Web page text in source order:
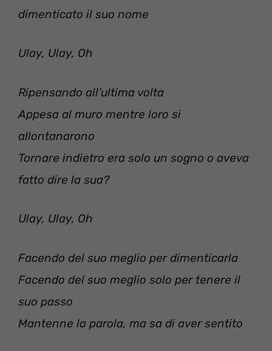
dimenticato il suo nome
Ulay, Ulay, Oh
Ripensando all’ultima volta
Appesa al muro mentre loro si
allontanarono
Tornare indietro era solo un sogno o aveva
fatto dire la sua?
Ulay, Ulay, Oh
Facendo del suo meglio per dimenticarla
Facendo del suo meglio solo per tenere il
suo passo
Mantenne la parola, ma sa di aver sentito